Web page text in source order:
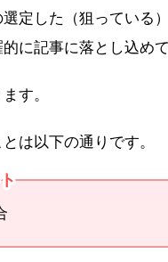
定した（狙っている
に記事に落とし込め
す。
は以下の通りです。